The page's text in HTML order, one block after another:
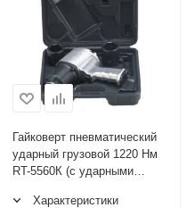
Гайковерт пневматический
ударный грузовой 1220 Нм
RT-5560К (с ударными
Характеристики